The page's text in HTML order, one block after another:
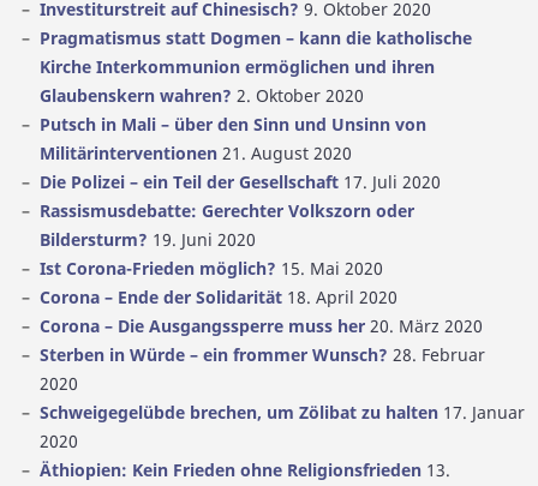
Investiturstreit auf Chinesisch? 9. Oktober 2020
Pragmatismus statt Dogmen – kann die katholische
Kirche Interkommunion ermöglichen und ihren
Glaubenskern wahren? 2. Oktober 2020
Putsch in Mali – über den Sinn und Unsinn von
Militärinterventionen 21. August 2020
Die Polizei – ein Teil der Gesellschaft 17. Juli 2020
Rassismusdebatte: Gerechter Volkszorn oder
Bildersturm? 19. Juni 2020
Ist Corona-Frieden möglich? 15. Mai 2020
Corona – Ende der Solidarität 18. April 2020
Corona – Die Ausgangssperre muss her 20. März 2020
Sterben in Würde – ein frommer Wunsch? 28. Februar
2020
Schweigegelübde brechen, um Zölibat zu halten 17. Januar
2020
Äthiopien: Kein Frieden ohne Religionsfrieden 13.